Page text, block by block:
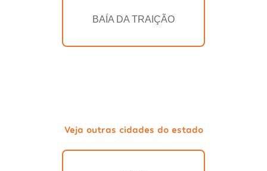
BAÍA DA TRAIÇÃO
Veja outras cidades do estado